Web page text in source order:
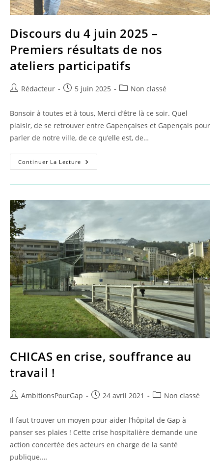
Discours du 4 juin 2025 –
Premiers résultats de nos
ateliers participatifs
Auteur/autrice
la
publication :
Rédacteur
Publication
5 juin 2025
PostNon classé
Bonsoir à toutes et à tous, Merci d’être là ce soir. Quel
plaisir, de se retrouver entre Gapençaises et Gapençais pour
parler de notre ville, de ce qu’elle est, de…
Continuer La Lecture Discours
Du
Juin
Premiers
De
Nos
Ateliers
Participatifs
CHICAS en crise, souffrance au
travail !
Auteur/autrice
la
AmbitionsPourGap
Publication
24 avril 2021
PostNon classé
Il faut trouver un moyen pour aider l’hôpital de Gap à
panser ses plaies ! Cette crise hospitalière demande une
action concertée des acteurs en charge de la santé
publique.…